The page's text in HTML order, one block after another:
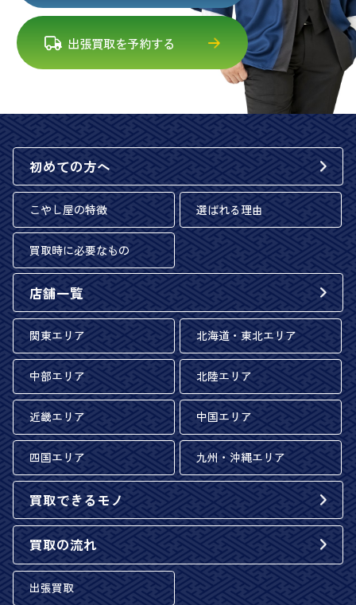
出張買取を予約する
初めての方へ
こやし屋の特徴 選ばれる理由
買取時に必要なもの
店舗一覧
関東エリア 北海道・東北エリア
中部エリア 北陸エリア
近畿エリア 中国エリア
四国エリア 九州・沖縄エリア
買取できるモノ
買取の流れ
出張買取